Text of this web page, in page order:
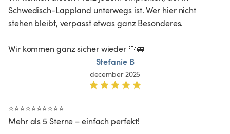
Schwedisch-Lappland unterwegs ist. Wer hier nicht
stehen bleibt, verpasst etwas ganz Besonderes.
Wir kommen ganz sicher wieder 🤍🚐
Stefanie B
december 2025
⭐️⭐️⭐️⭐️⭐️⭐️⭐️⭐️⭐️⭐️
Mehr als 5 Sterne – einfach perfekt!